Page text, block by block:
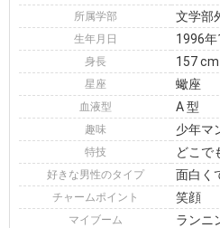
所属学部 文学部
生年月日 1996
身長 157 cm
星座 蠍座
血液型 A 型
趣味 少年マ
特技 どこで
好きな男性のタイプ 面白く
チャームポイント 笑顔
マイブーム ランニ